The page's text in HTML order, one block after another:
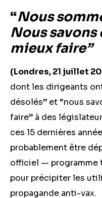
“Nous
Nous savons
mieux faire”
(Londres, 21 juillet
dont les dirigeants
désolés” et “nous
faire” à des
ces 15 dernières
probablement être
officiel — programme
pour précipiter les
propagande anti-vax.